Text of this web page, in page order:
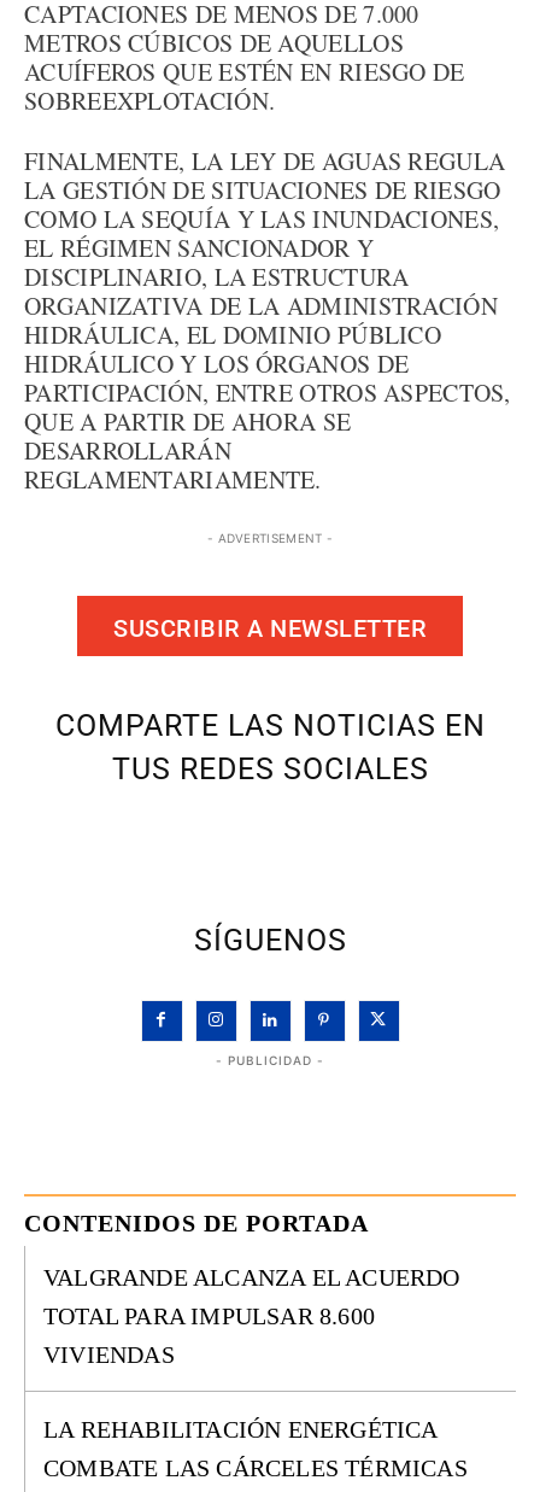
CAPTACIONES DE MENOS DE 7.000
METROS CÚBICOS DE AQUELLOS
ACUÍFEROS QUE ESTÉN EN RIESGO DE
SOBREEXPLOTACIÓN.
FINALMENTE, LA LEY DE AGUAS REGULA
LA GESTIÓN DE SITUACIONES DE RIESGO
COMO LA SEQUÍA Y LAS INUNDACIONES,
EL RÉGIMEN SANCIONADOR Y
DISCIPLINARIO, LA ESTRUCTURA
ORGANIZATIVA DE LA ADMINISTRACIÓN
HIDRÁULICA, EL DOMINIO PÚBLICO
HIDRÁULICO Y LOS ÓRGANOS DE
PARTICIPACIÓN, ENTRE OTROS ASPECTOS,
QUE A PARTIR DE AHORA SE
DESARROLLARÁN
REGLAMENTARIAMENTE.
- ADVERTISEMENT -
SUSCRIBIR A NEWSLETTER
COMPARTE LAS NOTICIAS EN
TUS REDES SOCIALES
SÍGUENOS
- PUBLICIDAD -
CONTENIDOS DE PORTADA
VALGRANDE ALCANZA EL ACUERDO
TOTAL PARA IMPULSAR 8.600
VIVIENDAS
LA REHABILITACIÓN ENERGÉTICA
COMBATE LAS CÁRCELES TÉRMICAS